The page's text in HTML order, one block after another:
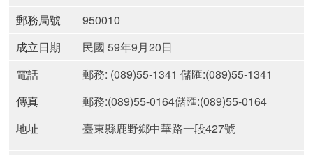
郵務局號
950010
成立日期
民國 59年9月20日
電話
郵務: (089)55-1341 儲匯:(089)55-1341
傳真
郵務:(089)55-0164儲匯:(089)55-0164
地址
臺東縣鹿野鄉中華路一段427號